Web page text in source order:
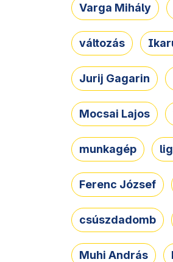
Varga Mihály
változás
Jurij Gagarin
Mocsai Lajos
munkagép
Ferenc József
csúszdadomb
Muhi András